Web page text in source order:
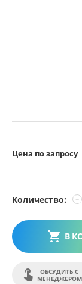
Цена по запросу
Количество: −
В
ОБСУДИТЬ С
МЕНЕДЖЕРОМ